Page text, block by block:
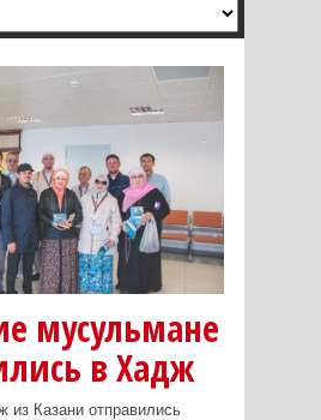
мусульмане
в Хадж
из Казани отправились